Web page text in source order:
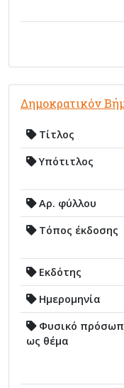
Δημοκρατικόν
Τίτλος
Υπότιτλος
Αρ. φύλλου
Τόπος έκδοσης
Εκδότης
Ημερομηνία
Φυσικό
ως θέμα